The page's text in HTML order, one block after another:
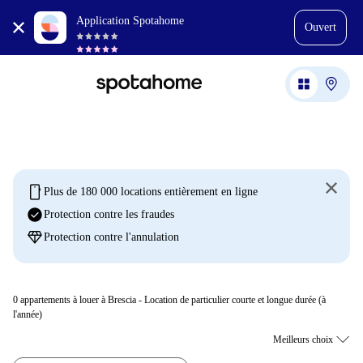
Application Spotahome
Ouvert
mobile Plus de 180 000 locations entièrement en ligne
check_circleProtection contre les fraudes
diamondProtection contre l'annulation
0 appartements à louer à Brescia - Location de particulier courte et longue durée (à
l'année)